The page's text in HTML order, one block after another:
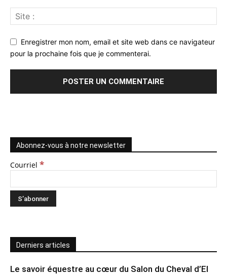
Enregistrer mon nom, email et site web dans ce navigateur
pour la prochaine fois que je commenterai.
Abonnez-vous à notre newsletter
Courriel *
Derniers articles
Le savoir équestre au cœur du Salon du Cheval d’El